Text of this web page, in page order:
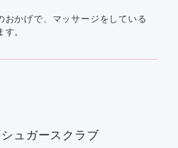
おかげで、マッサージをしている
。
ュガースクラブ